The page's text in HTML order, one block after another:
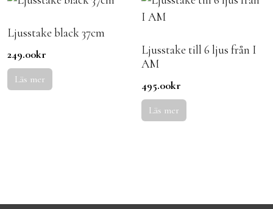
Ljusstake black 37cm
249.00kr
Läs mer
Ljusstake till 6 ljus från I
AM
495.00kr
Läs mer